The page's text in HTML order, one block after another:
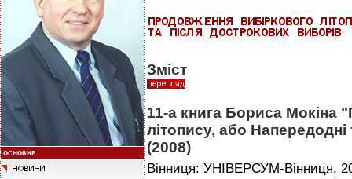
Зміст
11-а книга Бориса Мокіна
літопису, або
(2008)
Вінниця: УНІВЕРСУМ-Вінниця,